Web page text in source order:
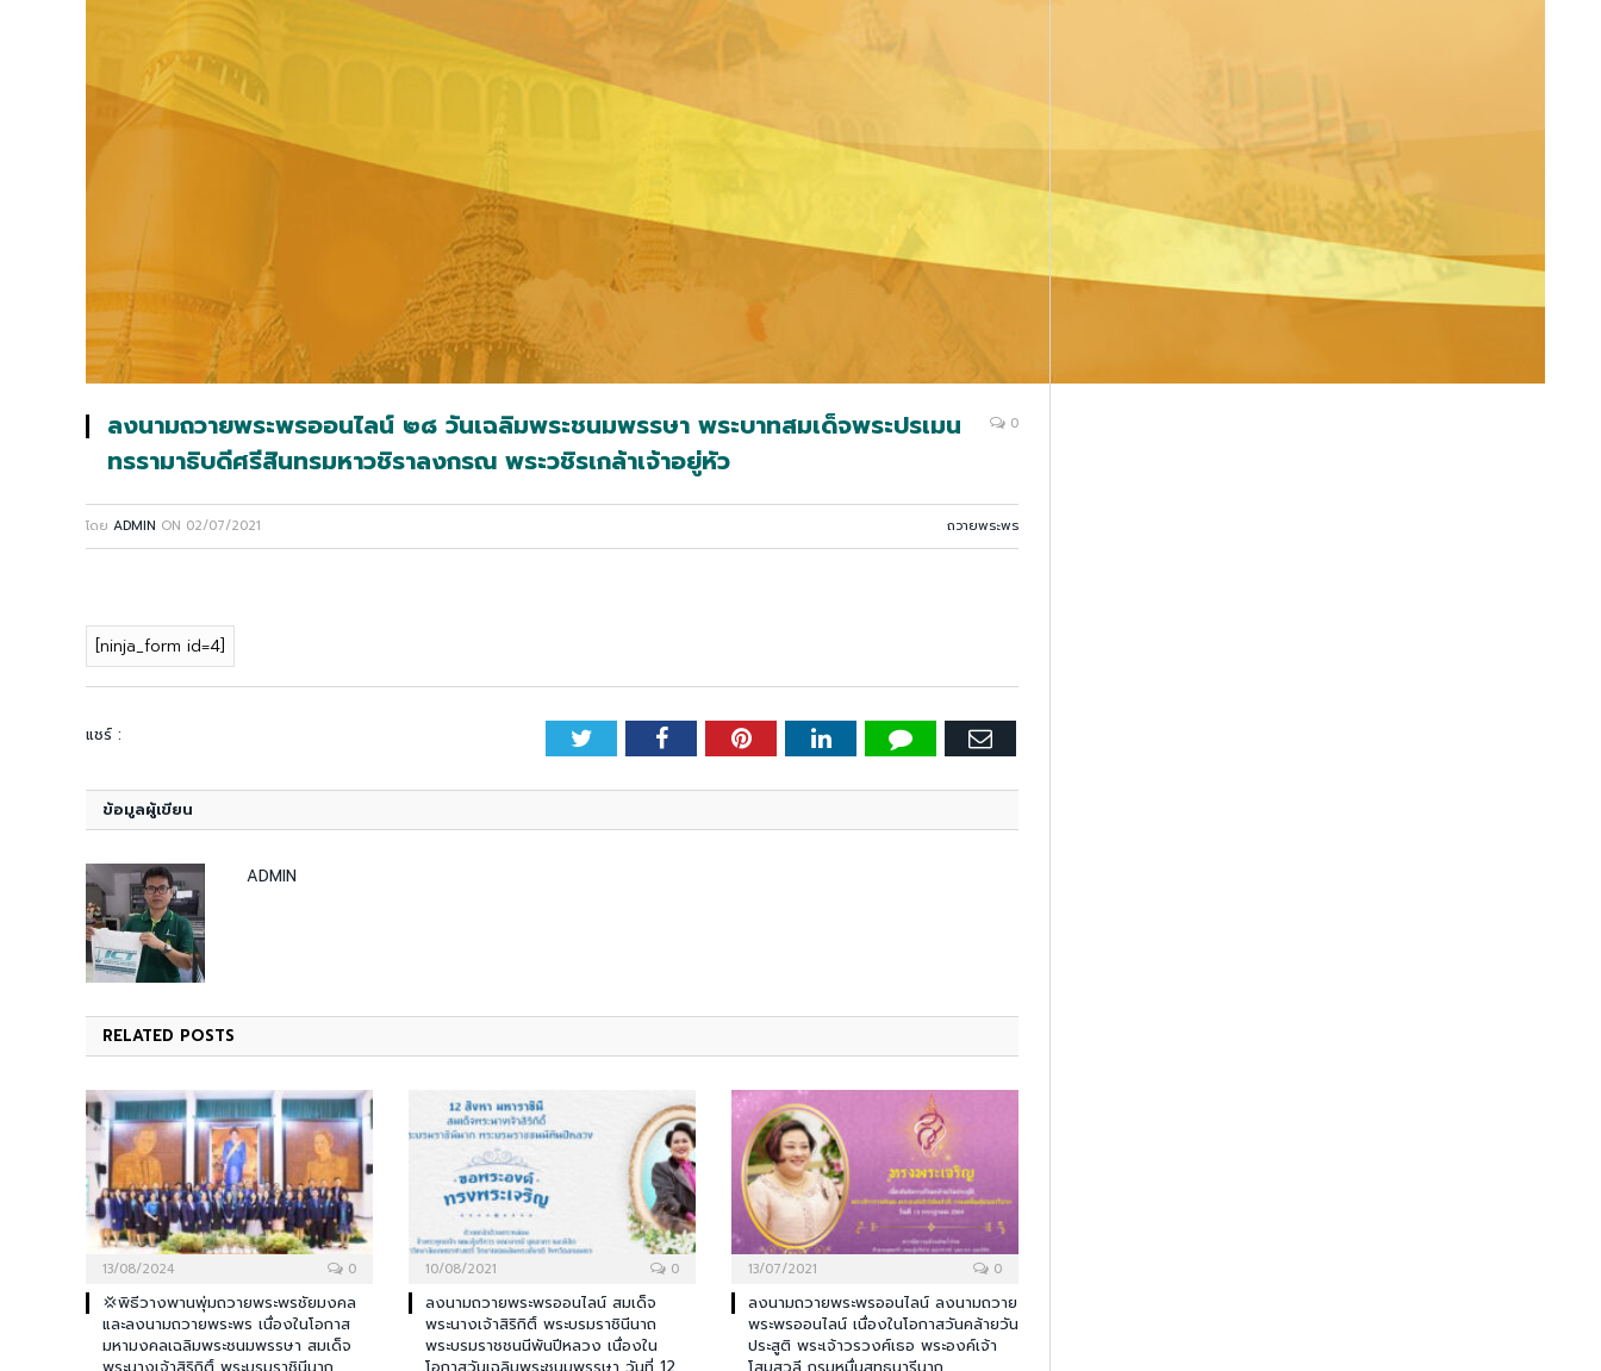
ลงนามถวายพระพรออนไลน์ ๒๘ วันเฉลิมพระชนมพรรษา พระบาทสมเด็จพระปรเมน
ทรรามาธิบดีศรีสินทรมหาวชิราลงกรณ พระวชิรเกล้าเจ้าอยู่หัว
0
โดย ADMIN ON 02/07/2021 ถวายพระพร
[ninja_form id=4]
แชร์ : Twitter FacebookPinterestLinkedInTumblr Email
ข้อมูลผู้เขียน
ADMIN
RELATED POSTS
13/08/2024 0
💢พิธีวางพานพุ่มถวายพระพรชัยมงคล
และลงนามถวายพระพร เนื่องในโอกาส
มหามงคลเฉลิมพระชนมพรรษา สมเด็จ
10/08/2021 0
ลงนามถวายพระพรออนไลน์ สมเด็จ
พระนางเจ้าสิริกิติ์ พระบรมราชินีนาถ
พระบรมราชชนนีพันปีหลวง เนื่องใน
13/07/2021 0
ลงนามถวายพระพรออนไลน์ ลงนามถวาย
พระพรออนไลน์ เนื่องในโอกาสวันคล้ายวัน
ประสูติ พระเจ้าวรวงศ์เธอ พระองค์เจ้า